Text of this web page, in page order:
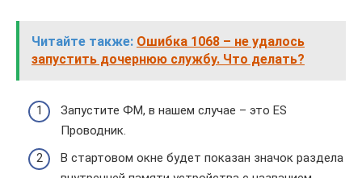
Читайте также: Ошибка 1068 – не удалось
запустить дочернюю службу. Что делать?
Запустите ФМ, в нашем случае – это ES
Проводник.
В стартовом окне будет показан значок раздела